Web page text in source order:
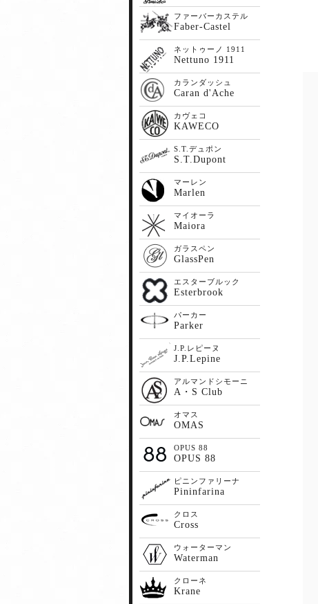
ファーバーカステル
Faber-Castel
ネットゥーノ 1911
Nettuno 1911
カランダッシュ
Caran d'Ache
カヴェコ
KAWECO
S.T.デュポン
S.T.Dupont
マーレン
Marlen
マイオーラ
Maiora
ガラスペン
GlassPen
エスターブルック
Esterbrook
パーカー
Parker
J.P.レピーヌ
J.P.Lepine
アルマンドシモーニ
A・S Club
オマス
OMAS
OPUS 88
OPUS 88
ピニンファリーナ
Pininfarina
クロス
Cross
ウォーターマン
Waterman
クローネ
Krane